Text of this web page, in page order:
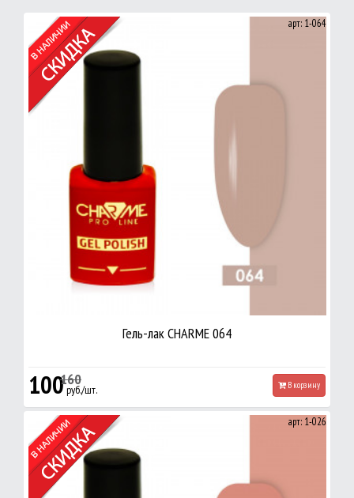
арт: 1-064
160
Гель-лак CHARME 064
100руб./шт. В корзину
арт: 1-026